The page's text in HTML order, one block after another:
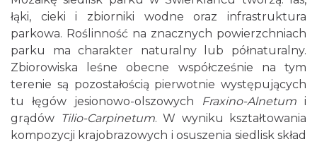
łąki, cieki i zbiorniki wodne oraz infrastruktura
parkowa. Roślinność na znacznych powierzchniach
parku ma charakter naturalny lub półnaturalny.
Zbiorowiska leśne obecne współcześnie na tym
terenie są pozostałością pierwotnie występujących
tu łęgów jesionowo-olszowych
Fraxino-Alnetum i
grądów Tilio-Carpinetum. W wyniku kształtowania
kompozycji krajobrazowych i osuszenia siedlisk skład